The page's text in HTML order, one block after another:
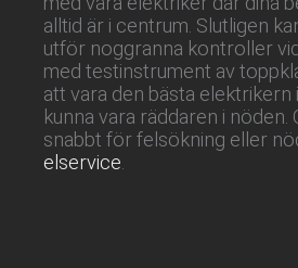
alltid är i centrum. Slutligen
utför noggranna kontroller
med testinstrument av
att vara den bästa elektrikern
kunna vara räddaren i nöden.
snabbt för felsökning eller
elservice